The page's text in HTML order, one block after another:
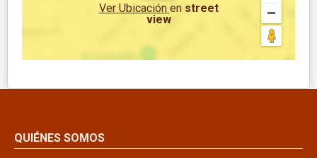
Ver Ubicación en street
view
QUIÉNES SOMOS